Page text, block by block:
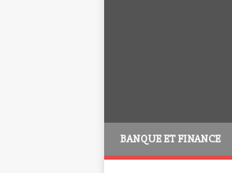
BANQUE ET FINANCE